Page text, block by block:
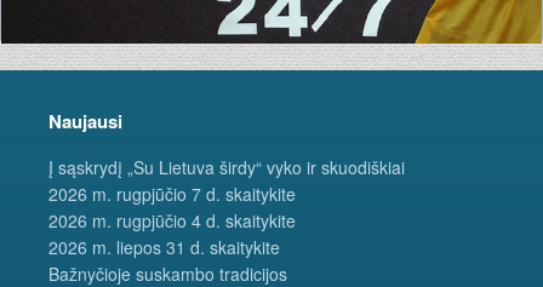
Naujausi
Į sąskrydį „Su Lietuva širdy“ vyko ir skuodiškiai
2026 m. rugpjūčio 7 d. skaitykite
2026 m. rugpjūčio 4 d. skaitykite
2026 m. liepos 31 d. skaitykite
Bažnyčioje suskambo tradicijos